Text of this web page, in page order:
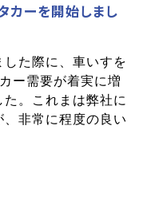
カーを開始しまし
た際に、車いすを
ー需要が着実に増
。これまは弊社に
非常に程度の良い